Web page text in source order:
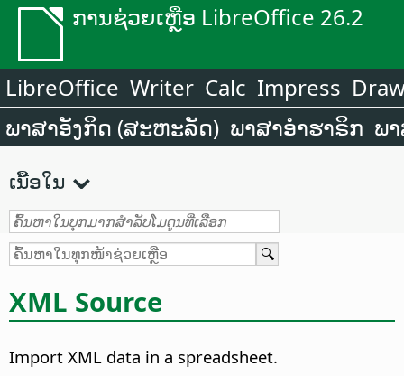
ການຊ່ວຍເຫຼືອ LibreOffice 26.2
LibreOffice Writer Calc Impress
ພາສາອັງກິດ (ສະຫະລັດ) ພາສາອຳຮາຣິກ ພ
ເນື້ອໃນ
XML Source
Import XML data in a spreadsheet.